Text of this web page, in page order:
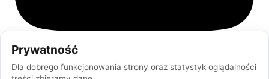
Prywatność
Dla dobrego funkcjonowania strony oraz statystyk oglądalności